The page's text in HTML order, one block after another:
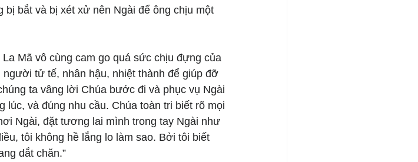
bắt và bị xét xử nên Ngài để ông chịu một
Mã vô cùng cam go quá sức chịu đựng của
tử tế, nhân hậu, nhiệt thành để giúp đỡ
ta vâng lời Chúa bước đi và phục vụ Ngài
lúc, và đúng nhu cầu. Chúa toàn tri biết rõ mọi
Ngài, đặt tương lai mình trong tay Ngài như
tôi không hề lắng lo làm sao. Bởi tôi biết
dắt chăn.”